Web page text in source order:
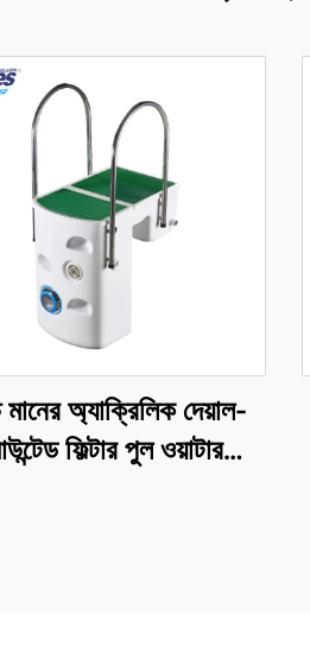
মানের অ্যাক্রিলিক দেয়াল-
ফিল্টার পুল ওয়াটার